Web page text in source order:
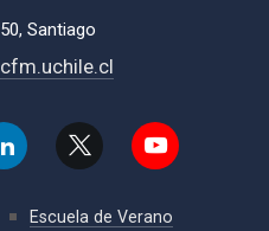
Santiago
Escuela de Verano